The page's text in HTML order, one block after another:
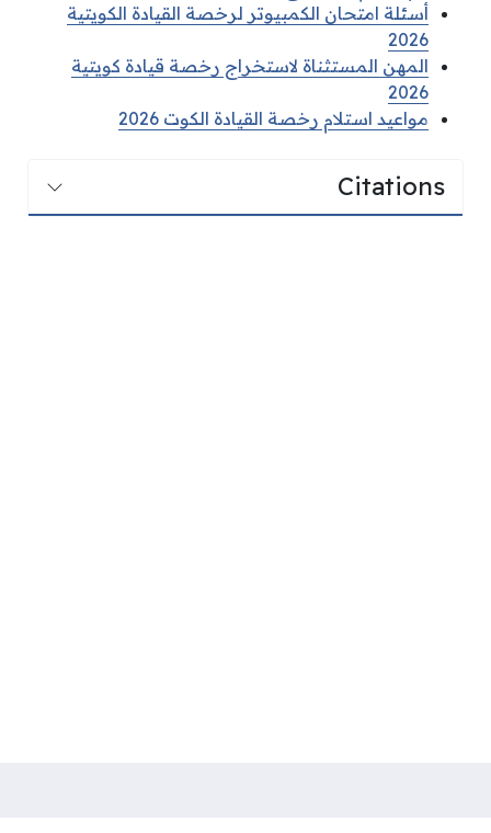
أسئلة امتحان الكمبيوتر لرخصة القيادة الكويتية
2026
المهن المستثناة لاستخراج رخصة قيادة كويتية
2026
مواعيد استلام رخصة القيادة الكوت 2026
Citations